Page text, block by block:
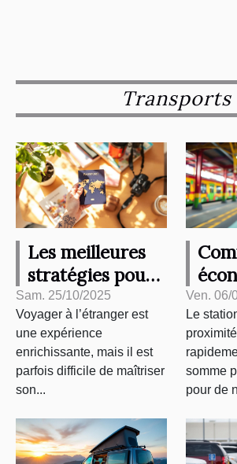
Transports
Les meilleures
stratégies pour
économiser lors
de voyages
internationaux
Sam. 25/10/2025
Voyager à l’étranger est
une expérience
enrichissante, mais il est
parfois difficile de maîtriser
son...
le
lors
Ven. 06/
Le
somme
pour de